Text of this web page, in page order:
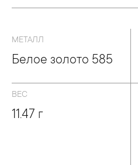
МЕТАЛЛ
Белое золото 585
ВЕС
11.47 г